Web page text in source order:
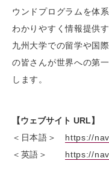
ウンドプログラムを体
わかりやすく情報提供
九州大学での留学や国
の皆さんが世界への第
します。
【ウェブサイト URL】
＜日本語＞ https://
＜英語＞ https://